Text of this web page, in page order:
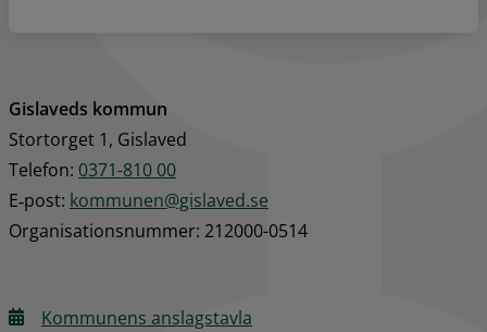
Gislaveds kommun
Stortorget 1, Gislaved
Telefon: 0371-810 00
E‑post: kommunen@gislaved.se
Organisationsnummer: 212000-0514
Kommunens anslagstavla